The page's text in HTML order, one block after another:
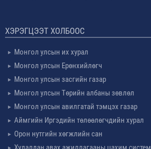
ХЭРЭГЦЭЭТ ХОЛБООС
Монгол улсын их хурал
Монгол улсын Ерөнхийлөгч
Монгол улсын засгийн газар
Монгол улсын Төрийн албаны зөвлөл
Монгол улсын авилгатай тэмцэх газар
Аймгийн Иргэдийн төлөөлөгчдийн хурал
Орон нутгийн хөгжлийн сан